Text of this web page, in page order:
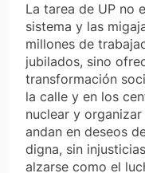
La tarea de UP no
sistema y las
millones de
jubilados, sino
transformación
la calle y en los
nuclear y
andan en deseos
digna, sin
alzarse como el